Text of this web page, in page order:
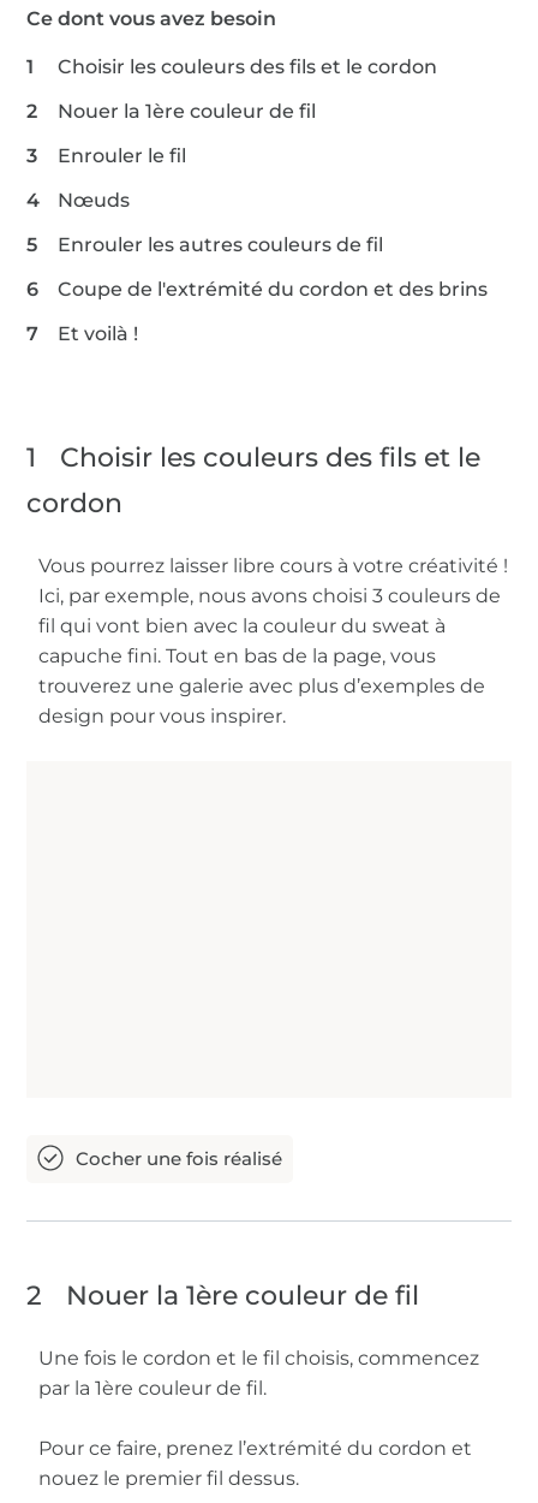
Ce dont vous avez besoin
Choisir les couleurs des fils et le cordon
Nouer la 1ère couleur de fil
Enrouler le fil
Nœuds
Enrouler les autres couleurs de fil
Coupe de l'extrémité du cordon et des brins
Et voilà !
1
Choisir les couleurs des fils et le
cordon
Vous pourrez laisser libre cours à votre créativité !
Ici, par exemple, nous avons choisi 3 couleurs de
fil qui vont bien avec la couleur du sweat à
capuche fini. Tout en bas de la page, vous
trouverez une galerie avec plus d’exemples de
design pour vous inspirer.
2 Nouer la 1ère couleur de fil
Une fois le cordon et le fil choisis, commencez
par la 1ère couleur de fil.
Pour ce faire, prenez l’extrémité du cordon et
nouez le premier fil dessus.